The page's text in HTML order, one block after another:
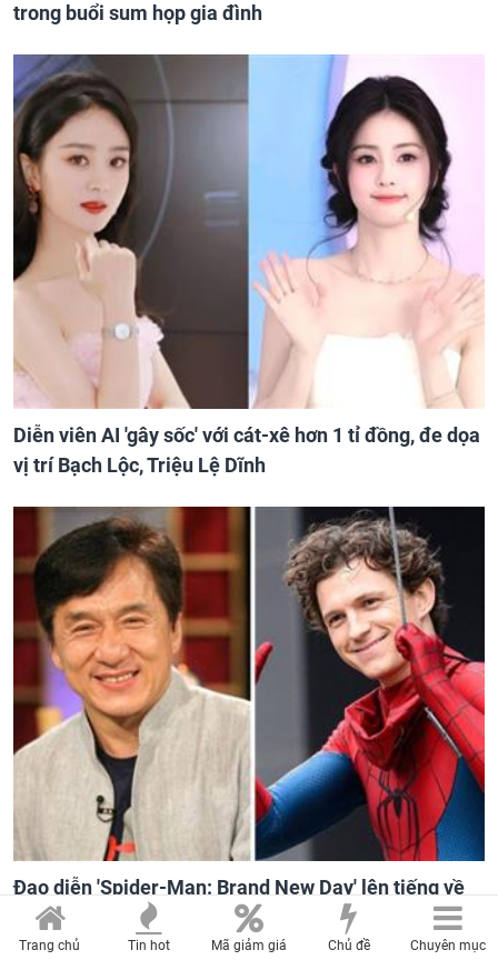
trong buổi sum họp gia đình
Diễn viên AI 'gây sốc' với cát-xê hơn 1 tỉ đồng, đe dọa
vị trí Bạch Lộc, Triệu Lệ Dĩnh
Đạo diễn 'Spider-Man: Brand New Day' lên tiếng về
tin đồn liên quan đến Thành Long
Trang chủ Tin hot Mã giảm giá Chủ đề Chuyên mục